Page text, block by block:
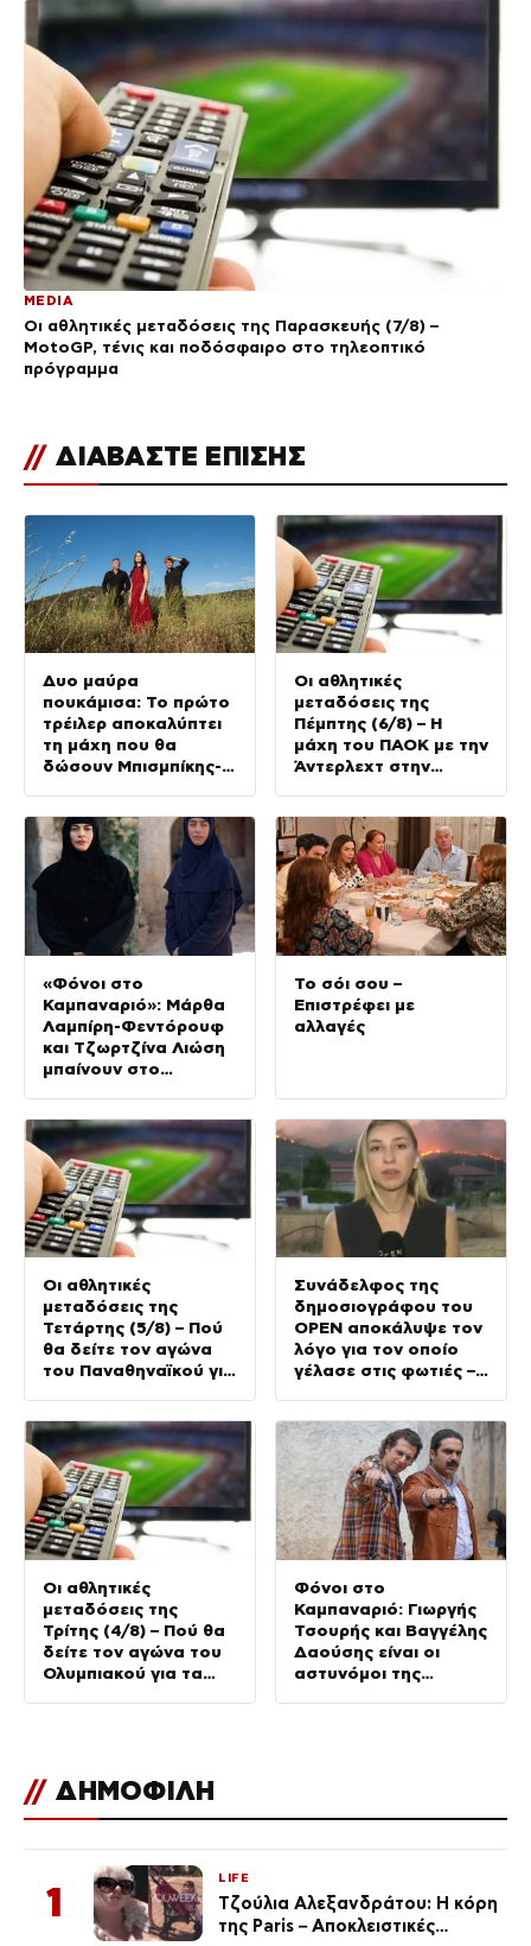
MEDIA
Οι αθλητικές μεταδόσεις της Παρασκευής (7/8) –
MotoGP, τένις και ποδόσφαιρο στο τηλεοπτικό
πρόγραμμα
// ΔΙΑΒΑΣΤΕ ΕΠΙΣΗΣ
Δυο μαύρα
πουκάμισα: Το πρώτο
τρέιλερ αποκαλύπτει
τη μάχη που θα
δώσουν Μπισμπίκης-
Οι αθλητικές
μεταδόσεις της
Πέμπτης (6/8) – Η
μάχη του ΠΑΟΚ με την
Άντερλεχτ στην
«Φόνοι στο
Καμπαναριό»: Μάρθα
Λαμπίρη-Φεντόρουφ
και Τζωρτζίνα Λιώση
μπαίνουν στο
Το σόι σου –
Επιστρέφει με
αλλαγές
Οι αθλητικές
μεταδόσεις της
Τετάρτης (5/8) – Πού
θα δείτε τον αγώνα
του Παναθηναϊκού για
Συνάδελφος της
δημοσιογράφου του
OPEN αποκάλυψε τον
λόγο για τον οποίο
γέλασε στις φωτιές –
Οι αθλητικές
μεταδόσεις της
Τρίτης (4/8) – Πού θα
δείτε τον αγώνα του
Ολυμπιακού για τα
Φόνοι στο
Καμπαναριό: Γιωργής
Τσουρής και Βαγγέλης
Δαούσης είναι οι
αστυνόμοι της
// ΔΗΜΟΦΙΛΗ
1
LIFE
Τζούλια Αλεξανδράτου: Η κόρη
της Paris – Αποκλειστικές